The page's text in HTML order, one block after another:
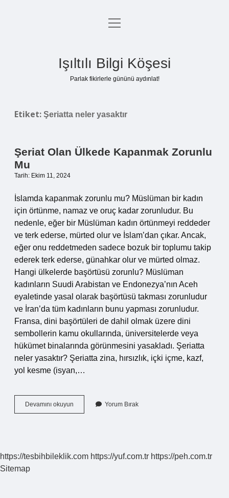
Anasayfa
Yasal Uyarı
menüyü
Işıltılı Bilgi Köşesi
Parlak fikirlerle gününü aydınlat!
Etiket: Şeriatta neler yasaktır
Şeriat Olan Ülkede Kapanmak Zorunlu
Mu
Tarih: Ekim 11, 2024
İslamda kapanmak zorunlu mu? Müslüman bir kadın
için örtünme, namaz ve oruç kadar zorunludur. Bu
nedenle, eğer bir Müslüman kadın örtünmeyi reddeder
ve terk ederse, mürted olur ve İslam’dan çıkar. Ancak,
eğer onu reddetmeden sadece bozuk bir toplumu takip
ederek terk ederse, günahkar olur ve mürted olmaz.
Hangi ülkelerde başörtüsü zorunlu? Müslüman
kadınların Suudi Arabistan ve Endonezya’nın Aceh
eyaletinde yasal olarak başörtüsü takması zorunludur
ve İran’da tüm kadınların bunu yapması zorunludur.
Fransa, dini başörtüleri de dahil olmak üzere dini
sembollerin kamu okullarında, üniversitelerde veya
hükümet binalarında görünmesini yasakladı. Şeriatta
neler yasaktır? Şeriatta zina, hırsızlık, içki içme, kazf,
yol kesme (isyan,…
Devamını okuyun
Olan
Yorum Bırak
https://tesbihbileklik.com https://yuf.com.tr https://peh.com.tr
Sitemap